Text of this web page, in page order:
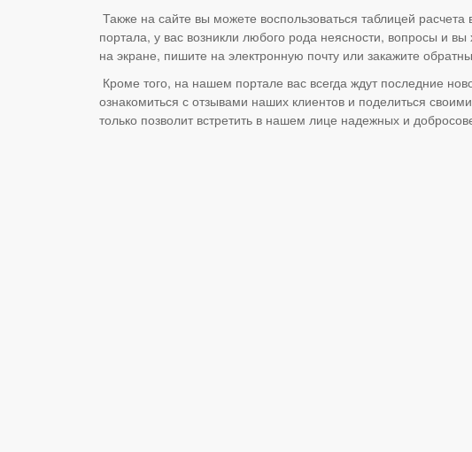
Также на сайте вы можете воспользоваться таблицей
портала, у вас возникли любого рода неясности, вопросы и
на экране, пишите на электронную почту или закажите
Кроме того, на нашем портале вас всегда ждут последние
ознакомиться с отзывами наших клиентов и поделиться
только позволит встретить в нашем лице надежных и